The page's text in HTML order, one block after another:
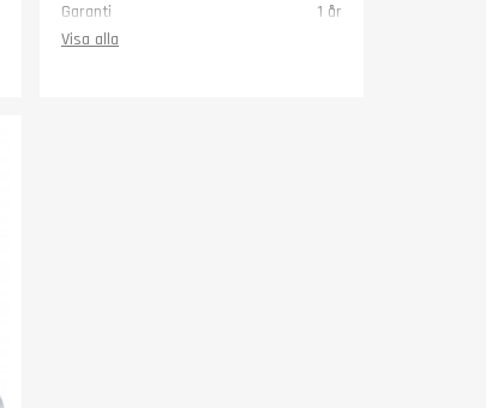
Garanti
1 år
Visa alla